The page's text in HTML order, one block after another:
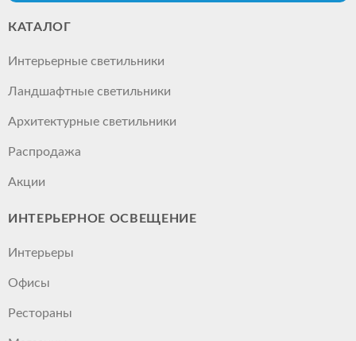
КАТАЛОГ
Интерьерные светильники
Ландшафтные светильники
Архитектурные светильники
Распродажа
Акции
ИНТЕРЬЕРНОЕ ОСВЕЩЕНИЕ
Интерьеры
Офисы
Рестораны